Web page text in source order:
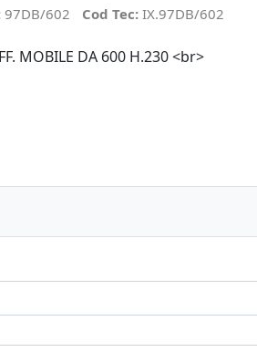
97DB/602 Cod Tec: IX.97DB/602
MOBILE DA 600 H.230 <br>